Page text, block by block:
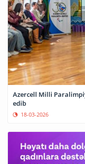
Azercell Milli
edib
18-03-2026